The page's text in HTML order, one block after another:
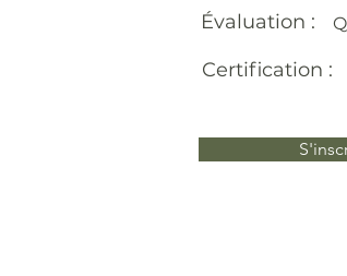
Évaluation :
Certification :